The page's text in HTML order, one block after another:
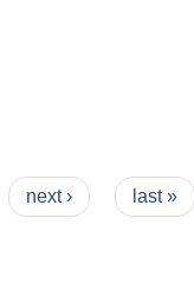
next › last »